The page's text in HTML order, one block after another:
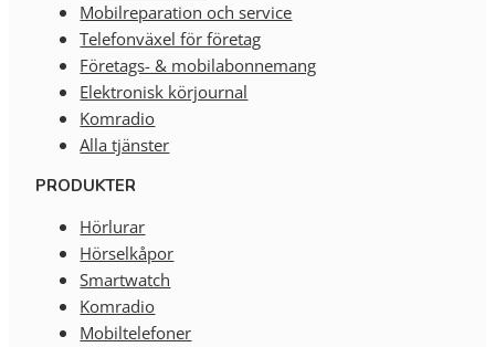
Mobilreparation och service
Telefonväxel för företag
Företags- & mobilabonnemang
Elektronisk körjournal
Komradio
Alla tjänster
PRODUKTER
Hörlurar
Hörselkåpor
Smartwatch
Komradio
Mobiltelefoner